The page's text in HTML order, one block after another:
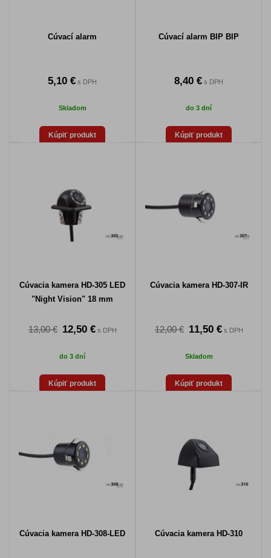
Cúvací alarm
5,10 € s DPH
Skladom
Kúpiť produkt
Cúvací alarm BIP BIP
8,40 € s DPH
do 3 dní
Kúpiť produkt
Cúvacia kamera HD-305 LED
"Night Vision" 18 mm
13,00 € 12,50 €s DPH
do 3 dní
Kúpiť produkt
Cúvacia kamera HD-307-IR
12,00 € 11,50 €s DPH
Skladom
Kúpiť produkt
Cúvacia kamera HD-308-LED Cúvacia kamera HD-310